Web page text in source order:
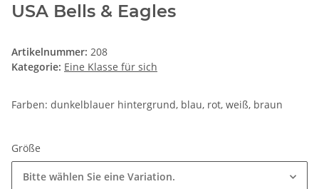
USA Bells & Eagles
Artikelnummer: 208
Kategorie: Eine Klasse für sich
Farben: dunkelblauer hintergrund, blau, rot, weiß, braun
Größe
Bitte wählen Sie eine Variation.